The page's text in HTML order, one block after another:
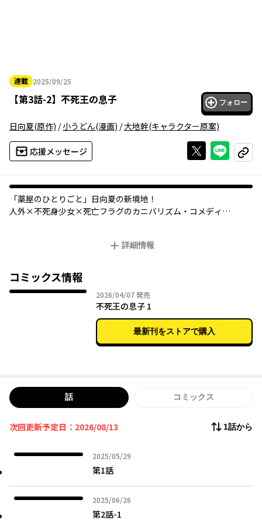
連載 2025/09/25
2025年09月25日
【第3話-2】 不死王の息子 フォロー
日向夏(原作) /小うどん(漫画) /大地幹(キャラクター原案)
応援メッセージ Xで投稿する
ライン
コピー
「薬屋のひとりごと」日向夏の新境地！
人外×不死身少女×死亡フラグのカニバリズム・コメディ
血鬼など人外たちが暮らして
に転校生がやってくる。
山田不死男と名乗るその少年は、「不死王の息子」だった。ある
日、由紀子は同級生を助けるために食人鬼に襲われるが、不死男
によって命を救われる。
しかし、代償として由紀子は人間ではなく人外である不死者にな
ってしまい――…。これは不死身になった女の子と不死王の息子が
様々な死亡フラグにぶちあたるお話である。
詳細情報
コミックス情報
2026/04/072026年04月07日
発売
不死王の息子 1
最新刊をストアで購入
話 コミックス
次回更新予定日：2026/08/13 1話から
2025/05/29
2025年05月29日
第1話
2025/06/26
2025年06月26日
第2話-1